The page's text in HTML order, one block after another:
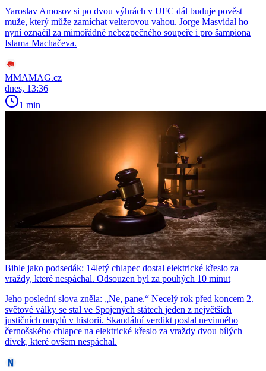
Yaroslav Amosov si po dvou výhrách v UFC dál buduje pověst
muže, který může zamíchat velterovou vahou. Jorge Masvidal ho
nyní označil za mimořádně nebezpečného soupeře i pro šampiona
Islama Machačeva.
MMAMAG.cz
dnes, 13:36
1 min
Bible jako podsedák: 14letý chlapec dostal elektrické křeslo za
vraždy, které nespáchal. Odsouzen byl za pouhých 10 minut
Jeho poslední slova zněla: „Ne, pane.“ Necelý rok před koncem 2.
světové války se stal ve Spojených státech jeden z největších
justičních omylů v historii. Skandální verdikt poslal nevinného
černošského chlapce na elektrické křeslo za vraždy dvou bílých
dívek, které ovšem nespáchal.